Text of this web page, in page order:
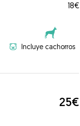
18€
Incluye cachorros
25€